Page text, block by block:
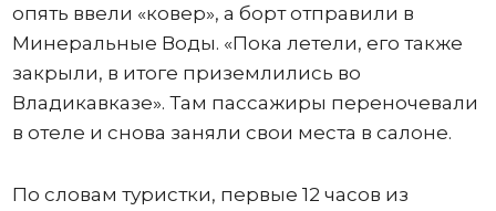
опять ввели «ковер», а борт отправили в
Минеральные Воды. «Пока летели, его также
закрыли, в итоге приземлились во
Владикавказе». Там пассажиры переночевали
в отеле и снова заняли свои места в салоне.
По словам туристки, первые 12 часов из